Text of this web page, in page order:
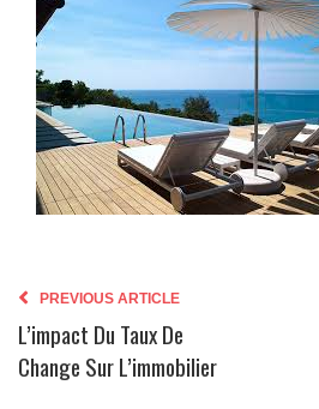
PREVIOUS ARTICLE
L’impact Du Taux De
Change Sur L’immobilier